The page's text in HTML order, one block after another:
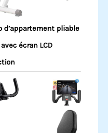
d’appartement pliable
écran LCD